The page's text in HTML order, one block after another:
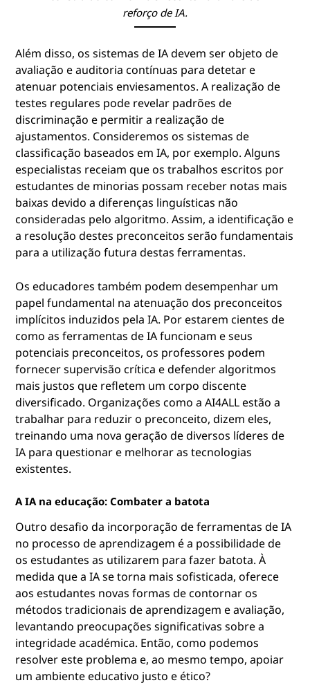
reforço de IA.
Além disso, os sistemas de IA devem ser objeto de
avaliação e auditoria contínuas para detetar e
atenuar potenciais enviesamentos. A realização de
testes regulares pode revelar padrões de
discriminação e permitir a realização de
ajustamentos. Consideremos os sistemas de
classificação baseados em IA, por exemplo. Alguns
especialistas receiam que os trabalhos escritos por
estudantes de minorias possam receber notas mais
baixas devido a diferenças linguísticas não
consideradas pelo algoritmo. Assim, a identificação e
a resolução destes preconceitos serão fundamentais
para a utilização futura destas ferramentas.
Os educadores também podem desempenhar um
papel fundamental na atenuação dos preconceitos
implícitos induzidos pela IA. Por estarem cientes de
como as ferramentas de IA funcionam e seus
potenciais preconceitos, os professores podem
fornecer supervisão crítica e defender algoritmos
mais justos que refletem um corpo discente
diversificado. Organizações como a AI4ALL estão a
trabalhar para reduzir o preconceito, dizem eles,
treinando uma nova geração de diversos líderes de
IA para questionar e melhorar as tecnologias
existentes.
A IA na educação: Combater a batota
Outro desafio da incorporação de ferramentas de IA
no processo de aprendizagem é a possibilidade de
os estudantes as utilizarem para fazer batota. À
medida que a IA se torna mais sofisticada, oferece
aos estudantes novas formas de contornar os
métodos tradicionais de aprendizagem e avaliação,
levantando preocupações significativas sobre a
integridade académica. Então, como podemos
resolver este problema e, ao mesmo tempo, apoiar
um ambiente educativo justo e ético?